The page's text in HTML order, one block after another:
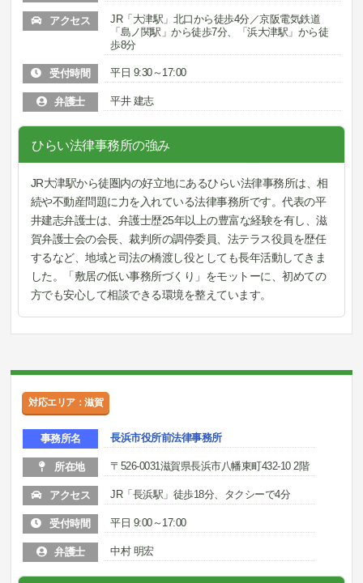
アクセス
JR「大津駅」北口から徒歩4分／京阪電気鉄道
「島ノ関駅」から徒歩7分、「浜大津駅」から徒
歩8分
受付時間 平日 9:30～17:00
弁護士 平井 建志
ひらい法律事務所の強み
JR大津駅から徒圏内の好立地にあるひらい法律事務所は、相
続や不動産問題に力を入れている法律事務所です。代表の平
井建志弁護士は、弁護士歴25年以上の豊富な経験を有し、滋
賀弁護士会の会長、裁判所の調停委員、法テラス役員を歴任
するなど、地域と司法の橋渡し役としても長年活動してきま
した。「敷居の低い事務所づくり」をモットーに、初めての
方でも安心して相談できる環境を整えています。
対応エリア：滋賀
事務所名 長浜市役所前法律事務所
所在地 〒526-0031滋賀県長浜市八幡東町432-10 2階
アクセス JR「長浜駅」徒歩18分、タクシーで4分
受付時間 平日 9:00～17:00
弁護士 中村 明宏